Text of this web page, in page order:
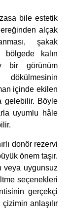
bile estetik
alçak
şakak
bölgede kalın
bir görünüm
içinde ekilen
gelebilir. Böyle
uyumlu hâle
donör rezervi
önem taşır.
veya uygunsuz
seçenekleri
gerçekçi
anlaşılır